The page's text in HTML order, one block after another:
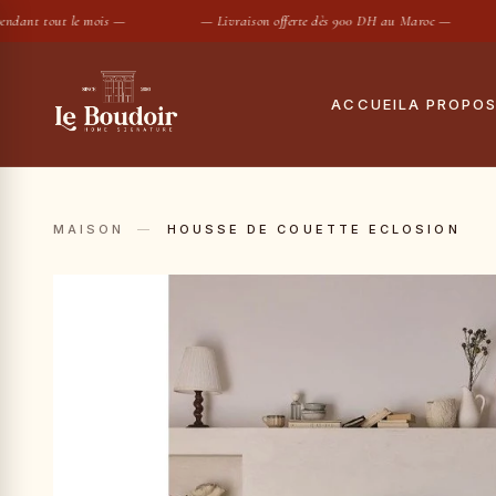
tout le mois — — Livraison offerte dès 900 DH au Maroc —
ACCUEILA PROPOS
Le showroom
Maisons
MAISON — HOUSSE DE COUETTE ECLOSION